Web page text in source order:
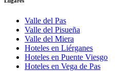
Valle del Pas
Valle del Pisueña
Valle del Miera
Hoteles en Liérganes
Hoteles en Puente Viesgo
Hoteles en Vega de Pas